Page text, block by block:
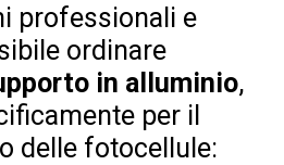
professionali e
ordinare
in alluminio,
per il
delle fotocellule: